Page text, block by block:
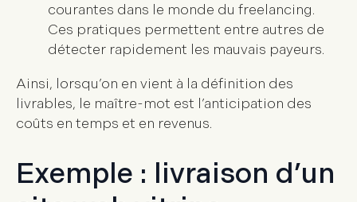
courantes dans le monde du freelancing.
Ces pratiques permettent entre autres de
détecter rapidement les mauvais payeurs.
Ainsi, lorsqu’on en vient à la définition des
livrables, le maître-mot est l’anticipation des
coûts en temps et en revenus.
Exemple : livraison d’un